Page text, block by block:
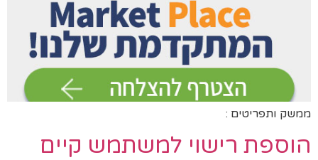
ממשק ותפריטים :
הוספת רישוי למשתמש קיים